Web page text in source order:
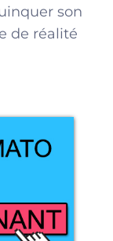
son
de réalité